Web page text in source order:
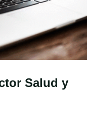
Salud y